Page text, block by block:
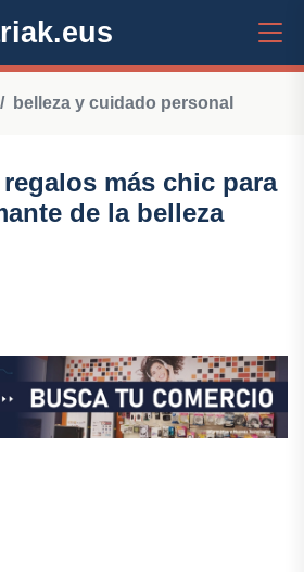
belleza y cuidado personal
más chic para
de la belleza